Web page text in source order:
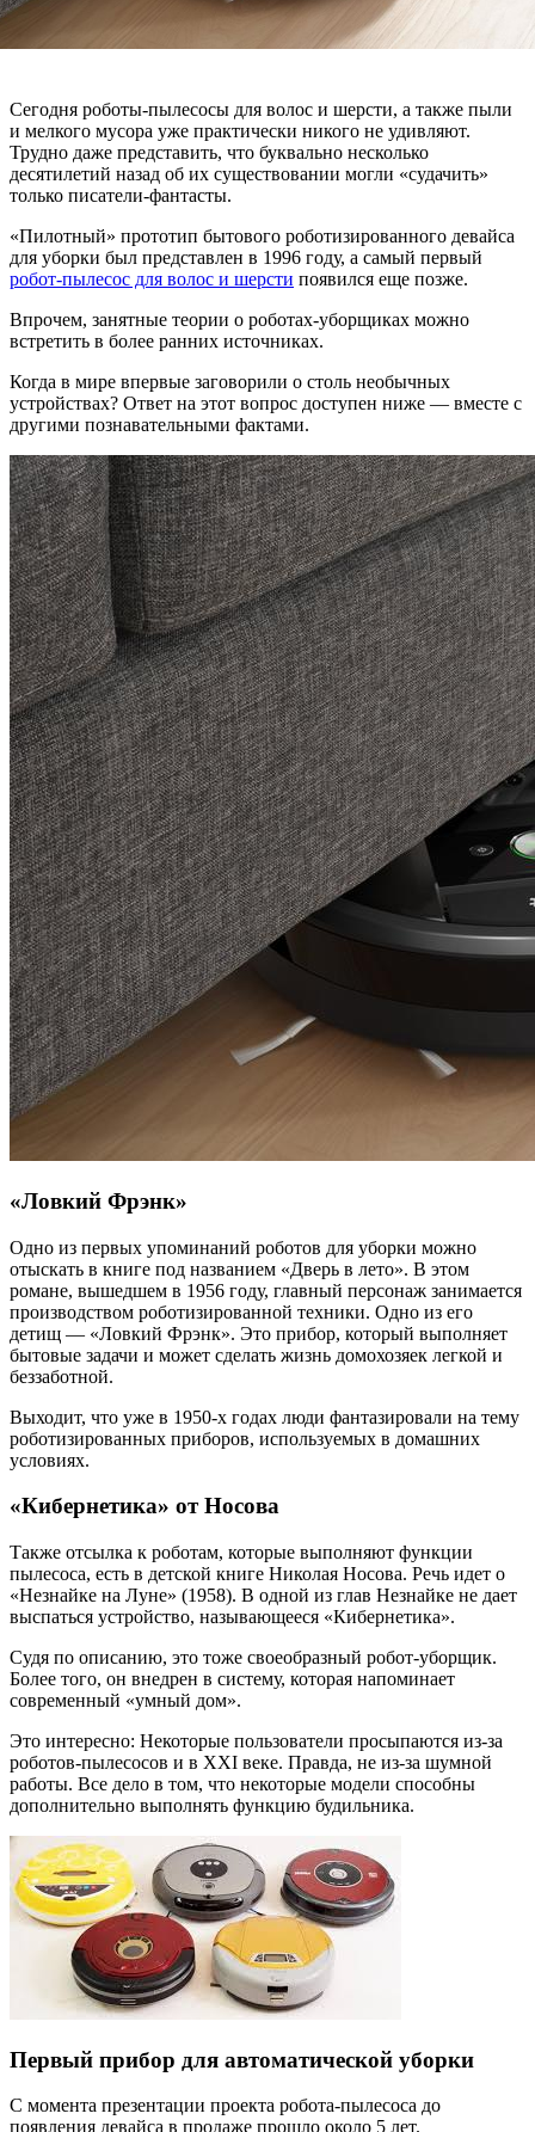
Сегодня роботы-пылесосы для волос и шерсти, а также пыли
и мелкого мусора уже практически никого не удивляют.
Трудно даже представить, что буквально несколько
десятилетий назад об их существовании могли «судачить»
только писатели-фантасты.
«Пилотный» прототип бытового роботизированного девайса
для уборки был представлен в 1996 году, а самый первый
робот-пылесос для волос и шерсти появился еще позже.
Впрочем, занятные теории о роботах-уборщиках можно
встретить в более ранних источниках.
Когда в мире впервые заговорили о столь необычных
устройствах? Ответ на этот вопрос доступен ниже — вместе с
другими познавательными фактами.
«Ловкий Фрэнк»
Одно из первых упоминаний роботов для уборки можно
отыскать в книге под названием «Дверь в лето». В этом
романе, вышедшем в 1956 году, главный персонаж занимается
производством роботизированной техники. Одно из его
детищ — «Ловкий Фрэнк». Это прибор, который выполняет
бытовые задачи и может сделать жизнь домохозяек легкой и
беззаботной.
Выходит, что уже в 1950-х годах люди фантазировали на тему
роботизированных приборов, используемых в домашних
условиях.
«Кибернетика» от Носова
Также отсылка к роботам, которые выполняют функции
пылесоса, есть в детской книге Николая Носова. Речь идет о
«Незнайке на Луне» (1958). В одной из глав Незнайке не дает
выспаться устройство, называющееся «Кибернетика».
Судя по описанию, это тоже своеобразный робот-уборщик.
Более того, он внедрен в систему, которая напоминает
современный «умный дом».
Это интересно: Некоторые пользователи просыпаются из-за
роботов-пылесосов и в XXI веке. Правда, не из-за шумной
работы. Все дело в том, что некоторые модели способны
дополнительно выполнять функцию будильника.
Первый прибор для автоматической уборки
С момента презентации проекта робота-пылесоса до
появления девайса в продаже прошло около 5 лет.